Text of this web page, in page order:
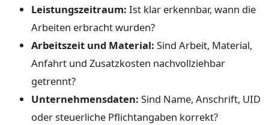
Leistungszeitraum: Ist klar erkennbar, wann die
Arbeiten erbracht wurden?
Arbeitszeit und Material: Sind Arbeit, Material,
Anfahrt und Zusatzkosten nachvollziehbar
getrennt?
Unternehmensdaten: Sind Name, Anschrift, UID
oder steuerliche Pflichtangaben korrekt?